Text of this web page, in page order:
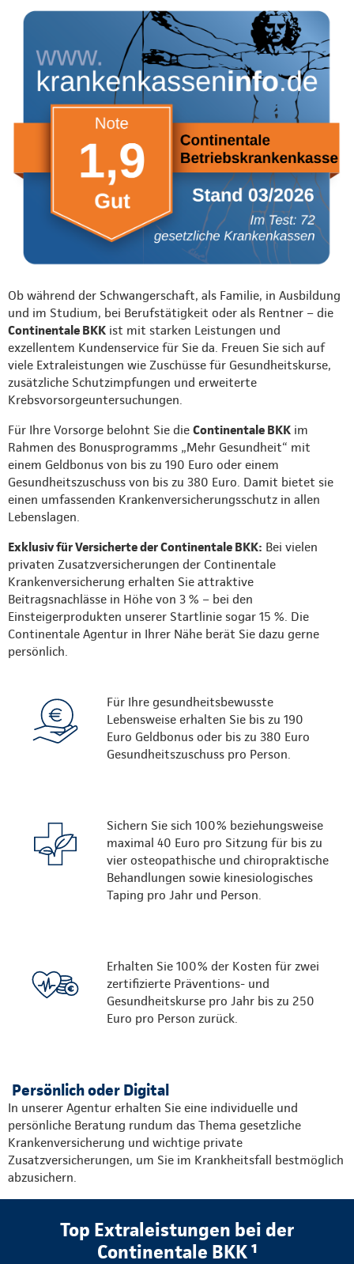
Ob während der Schwangerschaft, als Familie, in Ausbildung
und im Studium, bei Berufstätigkeit oder als Rentner – die
Continentale BKK ist mit starken Leistungen und
exzellentem Kundenservice für Sie da. Freuen Sie sich auf
viele Extraleistungen wie Zuschüsse für Gesundheitskurse,
zusätzliche Schutzimpfungen und erweiterte
Krebsvorsorgeuntersuchungen.
Für Ihre Vorsorge belohnt Sie die Continentale BKK im
Rahmen des Bonusprogramms „Mehr Gesundheit“ mit
einem Geldbonus von bis zu 190 Euro oder einem
Gesundheitszuschuss von bis zu 380 Euro. Damit bietet sie
einen umfassenden Krankenversicherungsschutz in allen
Lebenslagen.
Exklusiv für Versicherte der Continentale BKK: Bei vielen
privaten Zusatzversicherungen der Continentale
Krankenversicherung erhalten Sie attraktive
Beitragsnachlässe in Höhe von 3 % – bei den
Einsteigerprodukten unserer Startlinie sogar 15 %. Die
Continentale Agentur in Ihrer Nähe berät Sie dazu gerne
persönlich.
Für Ihre gesundheitsbewusste
Lebensweise erhalten Sie bis zu 190
Euro Geldbonus oder bis zu 380 Euro
Gesundheitszuschuss pro Person.
Sichern Sie sich 100% beziehungsweise
maximal 40 Euro pro Sitzung für bis zu
vier osteopathische und chiropraktische
Behandlungen sowie kinesiologisches
Taping pro Jahr und Person.
Erhalten Sie 100% der Kosten für zwei
zertifizierte Präventions- und
Gesundheitskurse pro Jahr bis zu 250
Euro pro Person zurück.
Persönlich oder Digital
In unserer Agentur erhalten Sie eine individuelle und
persönliche Beratung rundum das Thema gesetzliche
Krankenversicherung und wichtige private
Zusatzversicherungen, um Sie im Krankheitsfall bestmöglich
abzusichern.
Top Extraleistungen bei der
Continentale BKK ¹